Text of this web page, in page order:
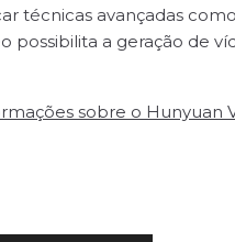
técnicas avançadas
a geração de
sobre o Hunyuan